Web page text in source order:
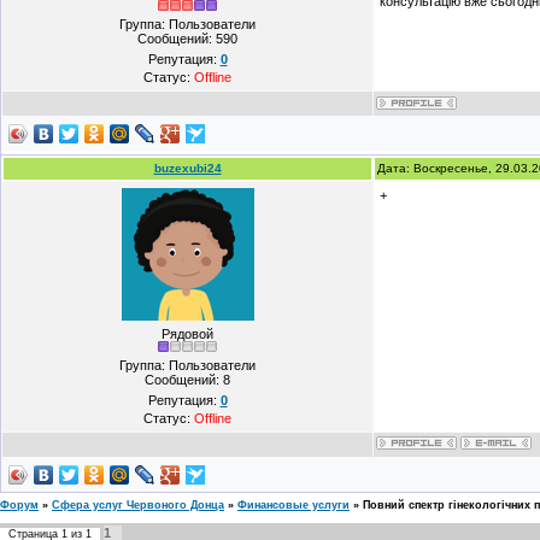
Группа: Пользователи
Сообщений: 590
Репутация: 0
Статус: Offline
buzexubi24 Дата: Воскресенье,
Рядовой
Группа: Пользователи
Сообщений: 8
Репутация: 0
Статус: Offline
+
Форум » Сфера услуг Червоного Донца » Финансовые услуги » Повний спектр гінекологічних
Страница 1 из 1 1